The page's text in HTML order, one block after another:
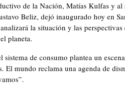
de la Nación, Matías Kulfas y al
Beliz, dejó inaugurado hoy en
la situación y las perspectivas
planeta.
de consumo plantea un
El mundo reclama una agenda de